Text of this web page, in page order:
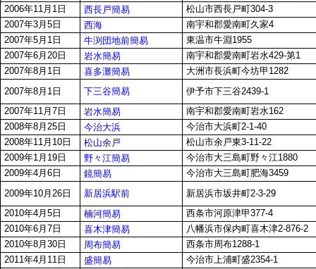
2006年11月1日
西長戸簡易
松山市西長戸町304-3
2007年3月5日
西海
南宇和郡愛南町久家4
2007年5月1日
牛渕団地前簡易
東温市牛淵1955
2007年6月20日
岩水簡易
南宇和郡愛南町岩水429-第1
2007年8月1日
喜多灘簡易
大洲市長浜町今坊甲1282
2007年8月1日
下三谷簡易
伊予市下三谷2439-1
2007年11月7日
岩水簡易
南宇和郡愛南町岩水162
2008年8月25日
今治大浜
今治市大浜町2-1-40
2008年11月10日
松山余戸
松山市余戸東3-11-22
2009年1月19日
野々江簡易
今治市大三島町野々江1880
2009年4月6日
鏡簡易
今治市大三島町肥海3459
2009年10月26日
新居浜駅前
新居浜市坂井町2-3-29
2010年4月5日
楠河簡易
西条市河原津甲377-4
2010年6月7日
喜木津簡易
八幡浜市保内町喜木津2-876-2
2010年8月30日
周布簡易
西条市周布1288-1
2011年4月11日
盛簡易
今治市上浦町盛2354-1